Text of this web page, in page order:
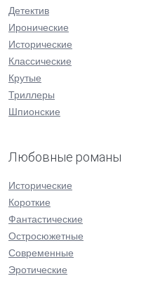
Детектив
Иронические
Исторические
Классические
Крутые
Триллеры
Шпионские
Любовные романы
Исторические
Короткие
Фантастические
Остросюжетные
Современные
Эротические